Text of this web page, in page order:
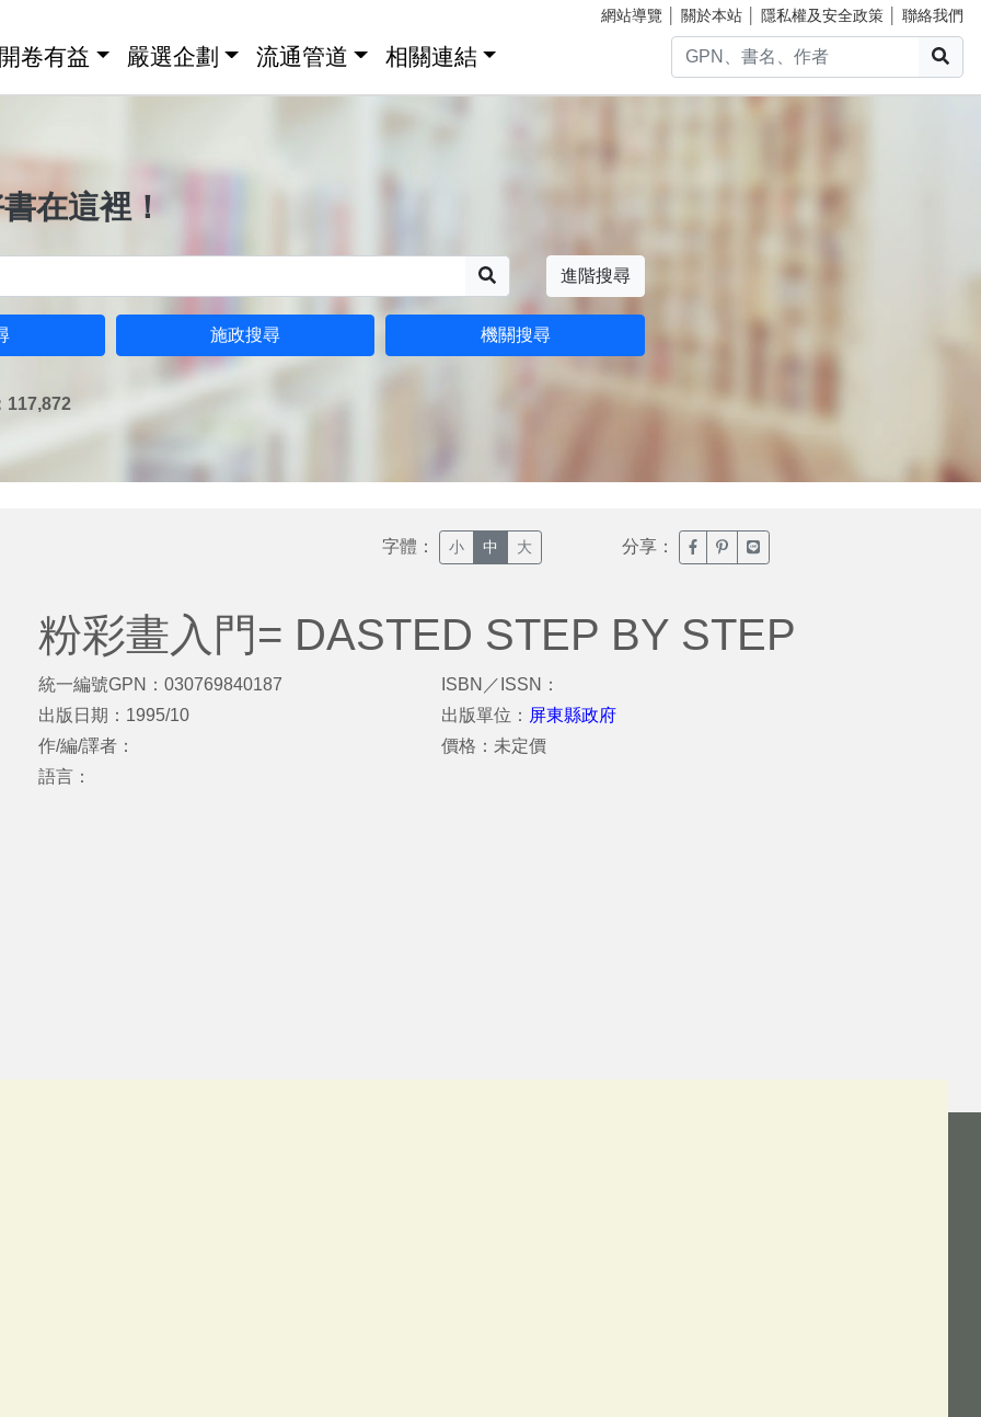
網站導覽 關於本站 隱私權及安全政策 聯絡我們
卷有益 嚴選企劃 流通管道 相關連結
在這裡！
進階搜尋
施政搜尋 機關搜尋
117,872
字體： 小 中 大 分享： 臉書分享(另開新視窗)
噗浪分享(另開新視窗)
Line分享(另開新視窗)
粉彩畫入門= DASTED STEP BY STEP
統一編號GPN：030769840187
出版日期：1995/10
作/編/譯者：
語言：
ISBN／ISSN：
出版單位： 屏東縣政府
價格：未定價